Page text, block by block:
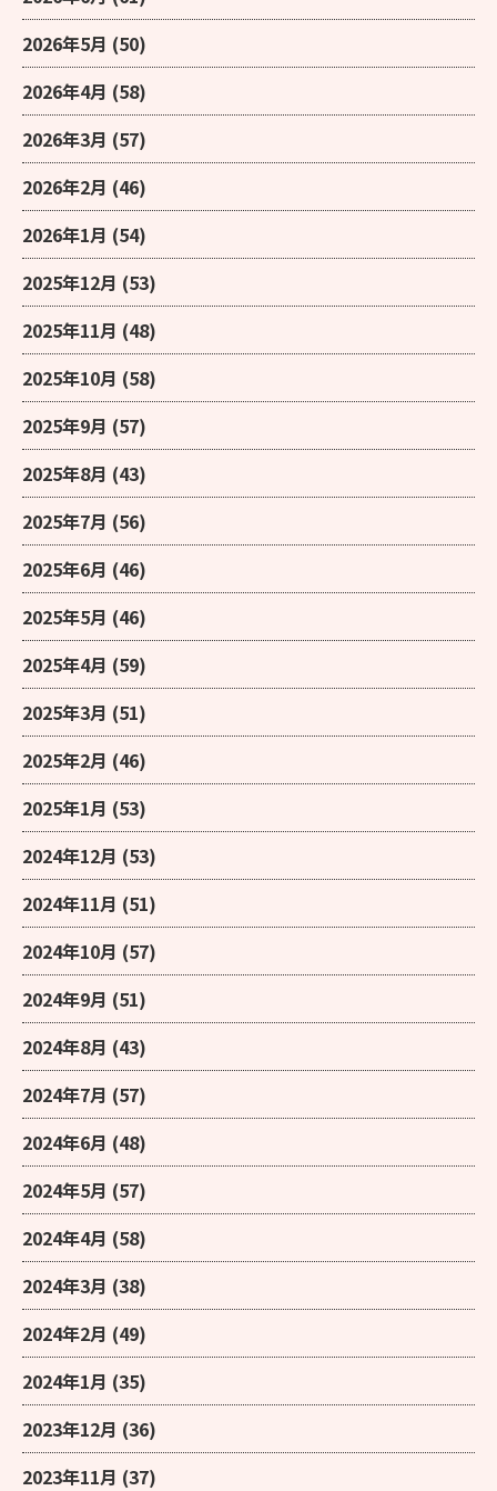
2026年5月 (50)
2026年4月 (58)
2026年3月 (57)
2026年2月 (46)
2026年1月 (54)
2025年12月 (53)
2025年11月 (48)
2025年10月 (58)
2025年9月 (57)
2025年8月 (43)
2025年7月 (56)
2025年6月 (46)
2025年5月 (46)
2025年4月 (59)
2025年3月 (51)
2025年2月 (46)
2025年1月 (53)
2024年12月 (53)
2024年11月 (51)
2024年10月 (57)
2024年9月 (51)
2024年8月 (43)
2024年7月 (57)
2024年6月 (48)
2024年5月 (57)
2024年4月 (58)
2024年3月 (38)
2024年2月 (49)
2024年1月 (35)
2023年12月 (36)
2023年11月 (37)